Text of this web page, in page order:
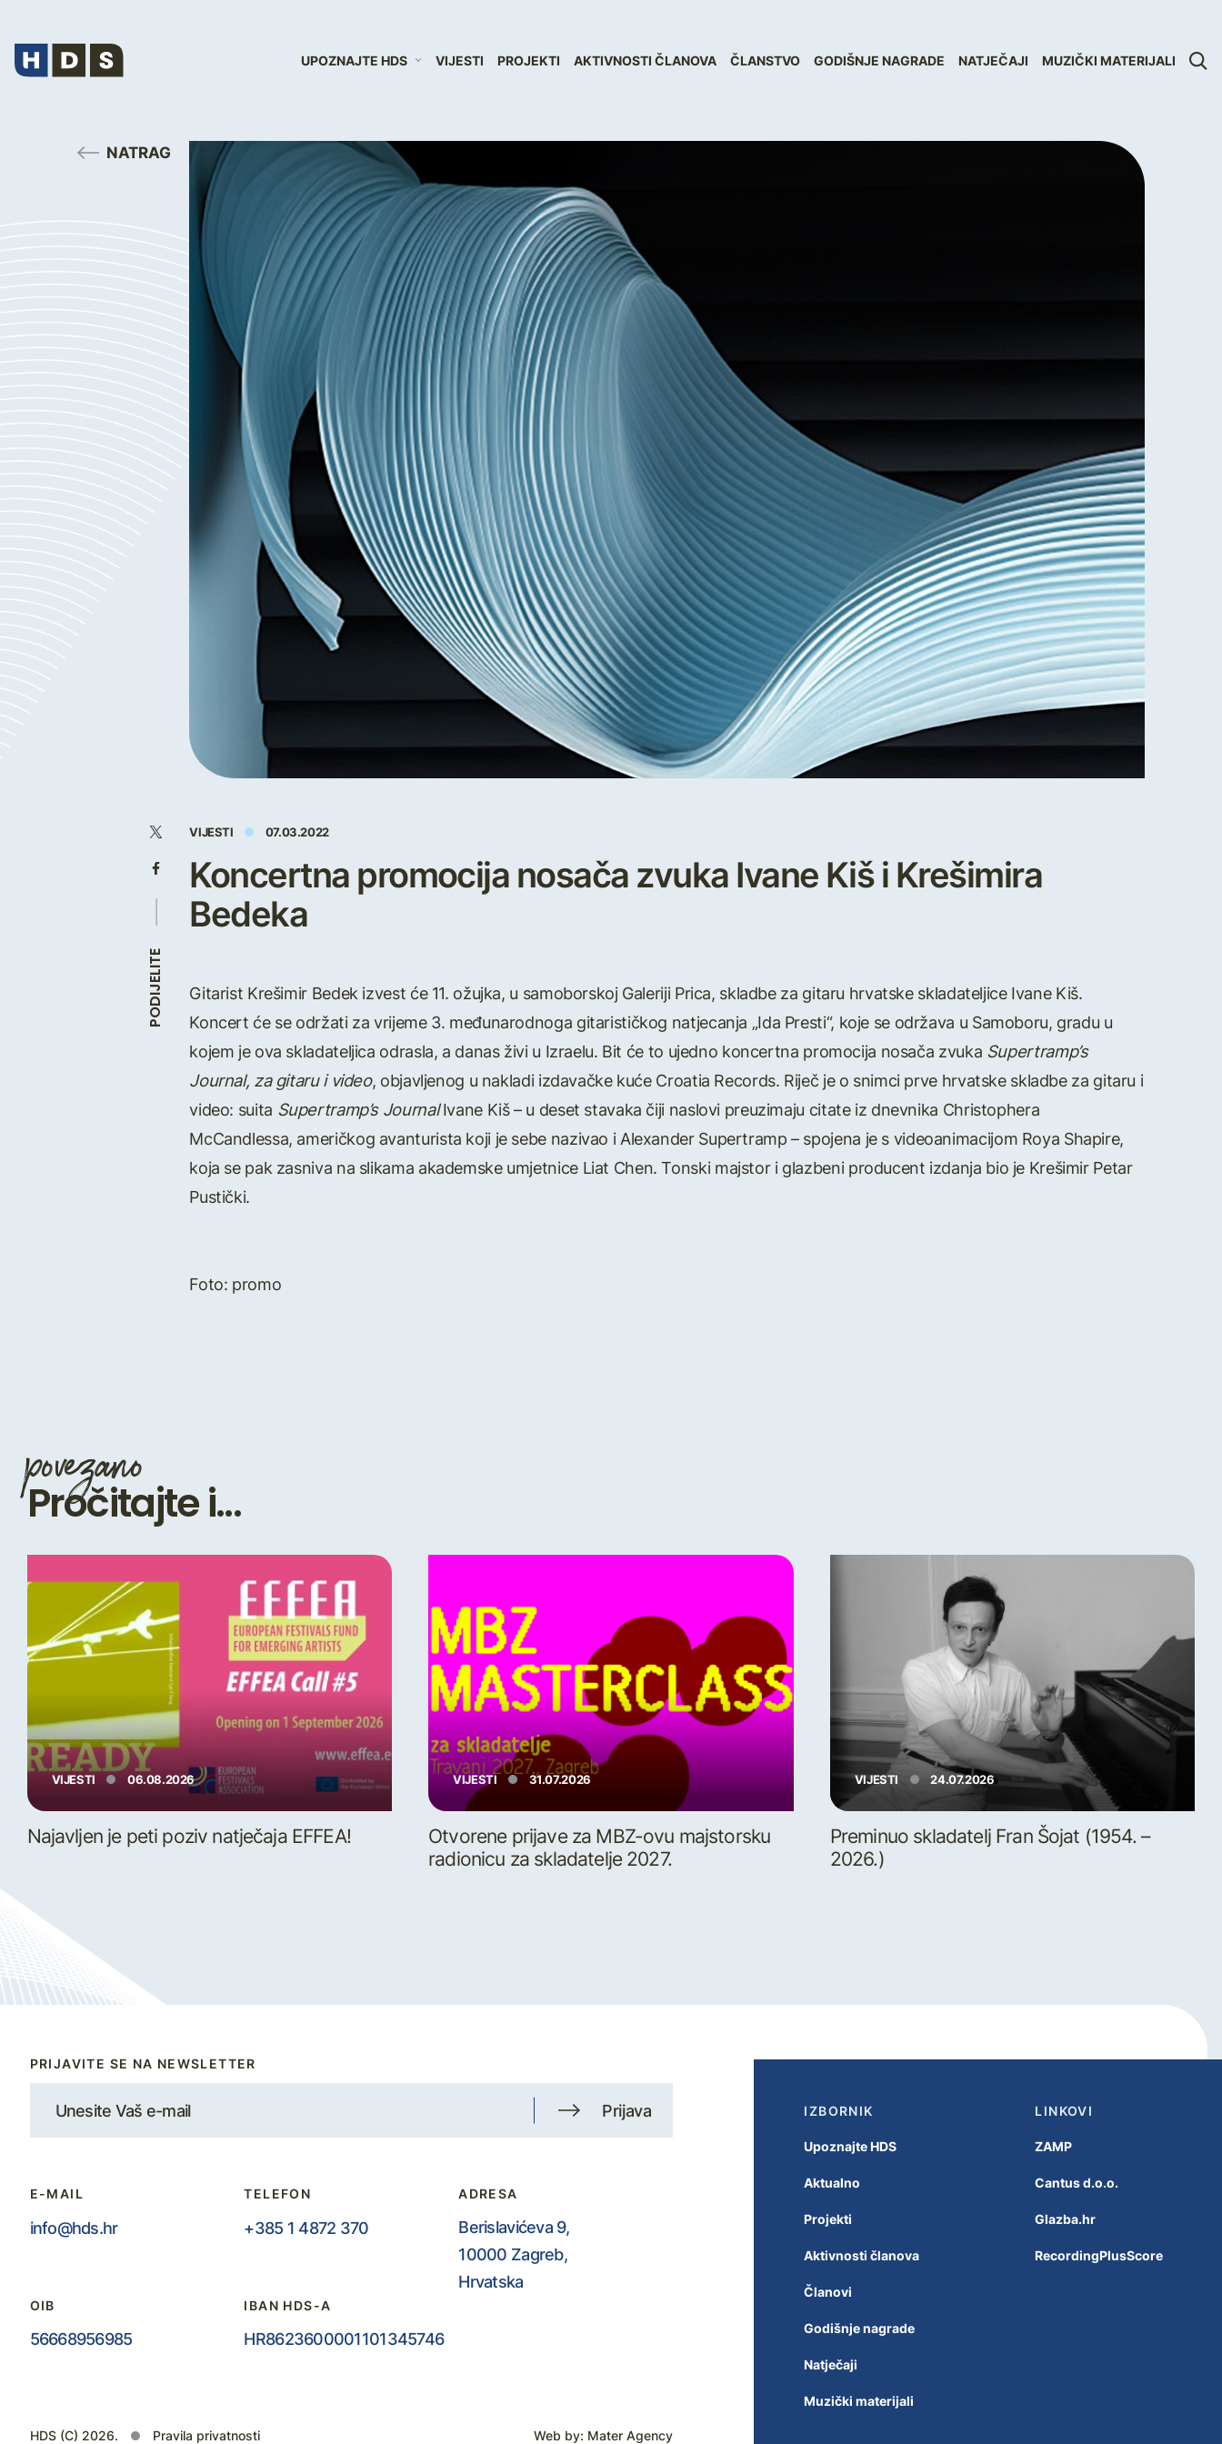
UPOZNAJTE HDS VIJESTI PROJEKTI AKTIVNOSTI ČLANOVA ČLANSTVO GODIŠNJE NAGRADE NATJEČAJI MUZIČKI MATERIJALI
NATRAG
PODIJELITE
VIJESTI 07.03.2022
Koncertna promocija nosača zvuka Ivane Kiš i Krešimira
Bedeka
Gitarist Krešimir Bedek izvest će 11. ožujka, u samoborskoj Galeriji Prica, skladbe za gitaru hrvatske skladateljice Ivane Kiš.
Koncert će se održati za vrijeme 3. međunarodnoga gitarističkog natjecanja „Ida Presti“, koje se održava u Samoboru, gradu u
kojem je ova skladateljica odrasla, a danas živi u Izraelu. Bit će to ujedno koncertna promocija nosača zvuka Supertramp’s
Journal, za gitaru i video, objavljenog u nakladi izdavačke kuće Croatia Records. Riječ je o snimci prve hrvatske skladbe za gitaru i
video: suita Supertramp’s JournalIvane Kiš – u deset stavaka čiji naslovi preuzimaju citate iz dnevnika Christophera
McCandlessa, američkog avanturista koji je sebe nazivao i Alexander Supertramp – spojena je s videoanimacijom Roya Shapire,
koja se pak zasniva na slikama akademske umjetnice Liat Chen. Tonski majstor i glazbeni producent izdanja bio je Krešimir Petar
Pustički.
Foto: promo
povezano
Pročitajte i...
VIJESTI 06.08.2026
Najavljen je peti poziv natječaja EFFEA!
VIJESTI 31.07.2026
Otvorene prijave za MBZ-ovu majstorsku
radionicu za skladatelje 2027.
VIJESTI 24.07.2026
Preminuo skladatelj Fran Šojat (1954. –
2026.)
PRIJAVITE SE NA NEWSLETTER
Prijava
E-MAIL
info@hds.hr
TELEFON
+385 1 4872 370
ADRESA
Berislavićeva 9,
10000 Zagreb,
Hrvatska
OIB
56668956985
IBAN HDS-A
HR8623600001101345746
HDS (C) 2026. Pravila privatnosti Web by: Mater Agency
IZBORNIK
Upoznajte HDS
Aktualno
Projekti
Aktivnosti članova
Članovi
Godišnje nagrade
Natječaji
Muzički materijali
LINKOVI
ZAMP
Cantus d.o.o.
Glazba.hr
RecordingPlusScore